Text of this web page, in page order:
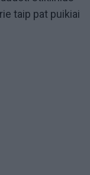
taip pat puikiai